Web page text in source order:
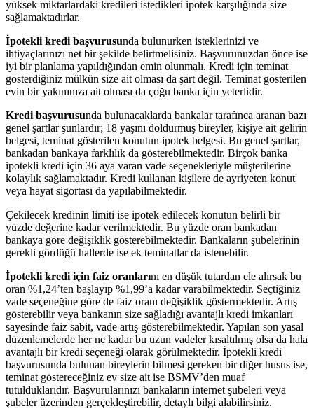
yüksek miktarlardaki kredileri istedikleri ipotek karşılığında size
sağlamaktadırlar.
İpotekli kredi başvurusunda bulunurken isteklerinizi ve
ihtiyaçlarınızı net bir şekilde belirtmelisiniz. Başvurunuzdan önce ise
iyi bir planlama yapıldığından emin olunmalı. Kredi için teminat
gösterdiğiniz mülkün size ait olması da şart değil. Teminat gösterilen
evin bir yakınınıza ait olması da çoğu banka için yeterlidir.
Kredi başvurusunda bulunacaklarda bankalar tarafınca aranan bazı
genel şartlar şunlardır; 18 yaşını doldurmuş bireyler, kişiye ait gelirin
belgesi, teminat gösterilen konutun ipotek belgesi. Bu genel şartlar,
bankadan bankaya farklılık da gösterebilmektedir. Birçok banka
ipotekli kredi için 36 aya varan vade seçenekleriyle müşterilerine
kolaylık sağlamaktadır. Kredi kullanan kişilere de ayriyeten konut
veya hayat sigortası da yapılabilmektedir.
Çekilecek kredinin limiti ise ipotek edilecek konutun belirli bir
yüzde değerine kadar verilmektedir. Bu yüzde oran bankadan
bankaya göre değişiklik gösterebilmektedir. Bankaların şubelerinin
gerekli gördüğü hallerde ise ek teminatlar da istenebilir.
İpotekli kredi için faiz oranlarını en düşük tutardan ele alırsak bu
oran %1,24’ten başlayıp %1,99’a kadar varabilmektedir. Seçtiğiniz
vade seçeneğine göre de faiz oranı değişiklik göstermektedir. Artış
gösterebilir veya bankanın size sağladığı avantajlı kredi imkanları
sayesinde faiz sabit, vade artış gösterebilmektedir. Yapılan son yasal
düzenlemelerde her ne kadar bu uzun vadeler kısaltılmış olsa da hala
avantajlı bir kredi seçeneği olarak görülmektedir. İpotekli kredi
başvurusunda bulunan bireylerin bilmesi gereken bir diğer husus ise,
teminat göstereceğiniz ev size ait ise BSMV’den muaf
tutulduklarıdır. Başvurularınızı bankaların internet şubeleri veya
şubeler üzerinden gerçekleştirebilir, detaylı bilgi alabilirsiniz.